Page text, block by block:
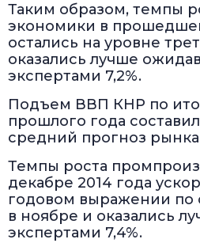
Таким образом, темпы
экономики в
остались на уровне
оказались лучше
экспертами 7,2%.
Подъем ВВП КНР по
прошлого года
средний прогноз рынка
Темпы роста
декабре 2014 года
годовом выражении по
в ноябре и оказались
экспертами 7,4%.